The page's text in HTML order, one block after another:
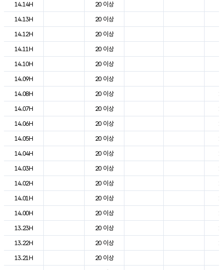
14.14H
20 이상
14.13H
20 이상
14.12H
20 이상
14.11H
20 이상
14.10H
20 이상
14.09H
20 이상
14.08H
20 이상
14.07H
20 이상
14.06H
20 이상
14.05H
20 이상
14.04H
20 이상
14.03H
20 이상
14.02H
20 이상
14.01H
20 이상
14.00H
20 이상
13.23H
20 이상
13.22H
20 이상
13.21H
20 이상